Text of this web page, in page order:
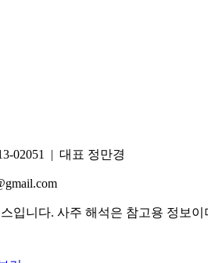
02051 | 대표 정만경
입니다. 사주 해석은 참고용 정보